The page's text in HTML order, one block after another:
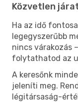
Közvetlen
Ha az idő
legegyszerűbb
nincs várakozás
folytathatod az
A keresőnk
jeleníti meg.
légitársaság-